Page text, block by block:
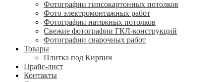
Фотографии гипсокартонных потолков
Фото электромонтажных работ
Фотографии натяжных потолков
Свежие фотографии ГКЛ-конструкций
Фотографии сварочных работ
Товары
Плитка под Кирпич
Прайс-лист
Контакты